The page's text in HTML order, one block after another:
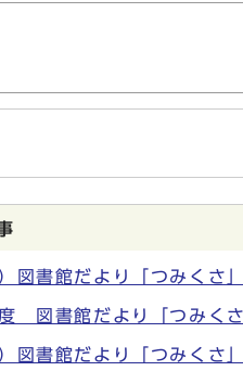
図書館だより「つみくさ」
図書館だより「つみくさ
図書館だより「つみくさ」